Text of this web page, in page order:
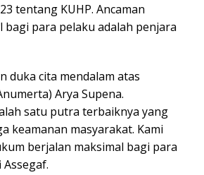
tentang KUHP. Ancaman
bagi para pelaku adalah penjara
duka cita mendalam atas
Arya Supena.
satu putra terbaiknya yang
keamanan masyarakat. Kami
berjalan maksimal bagi para